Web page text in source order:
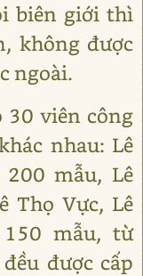
biên giới thì
không được
ngoài.
30 viên công
nhau: Lê
mẫu, Lê
Thọ Vực, Lê
mẫu, từ
được cấp